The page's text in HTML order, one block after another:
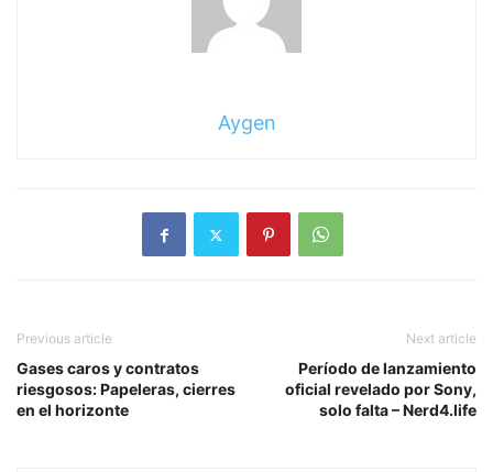
Aygen
Previous article
Gases caros y contratos
riesgosos: Papeleras, cierres
en el horizonte
Next article
Período de lanzamiento
oficial revelado por Sony,
solo falta – Nerd4.life